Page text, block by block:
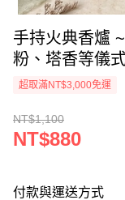
手持火典香爐
粉、塔香等儀
超取滿NT$3,000免運
NT$1,100
NT$880
付款與運送方式